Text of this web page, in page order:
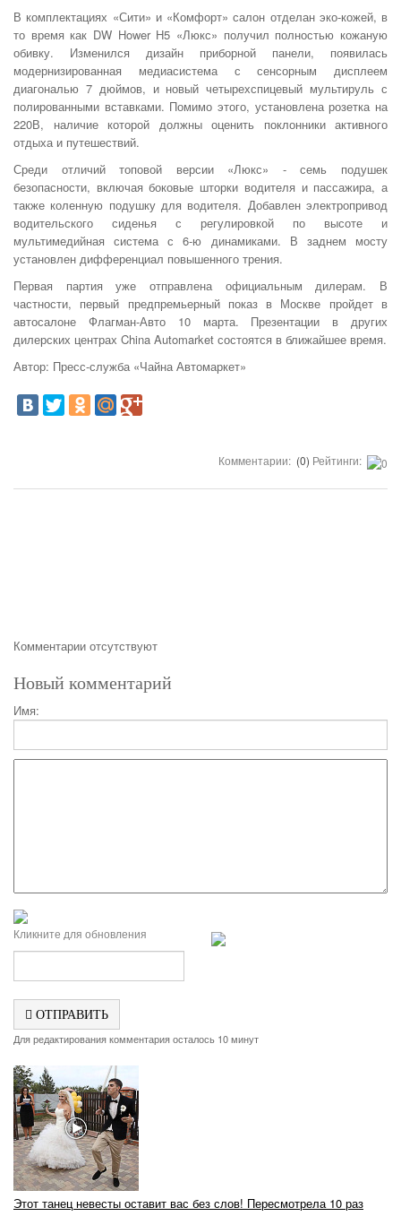
В комплектациях «Сити» и «Комфорт» салон отделан эко-кожей, в
то время как DW Hower H5 «Люкс» получил полностью кожаную
обивку. Изменился дизайн приборной панели, появилась
модернизированная медиасистема с сенсорным дисплеем
диагональю 7 дюймов, и новый четырехспицевый мультируль с
полированными вставками. Помимо этого, установлена розетка на
220В, наличие которой должны оценить поклонники активного
отдыха и путешествий.
Среди отличий топовой версии «Люкс» - семь подушек
безопасности, включая боковые шторки водителя и пассажира, а
также коленную подушку для водителя. Добавлен электропривод
водительского сиденья с регулировкой по высоте и
мультимедийная система с 6-ю динамиками. В заднем мосту
установлен дифференциал повышенного трения.
Первая партия уже отправлена официальным дилерам. В
частности, первый предпремьерный показ в Москве пройдет в
автосалоне Флагман-Авто 10 марта. Презентации в других
дилерских центрах China Automarket состоятся в ближайшее время.
Автор: Пресс-служба «Чайна Автомаркет»
Комментарии: (0) Рейтинги:
Комментарии отсутствуют
Новый комментарий
Имя:
Кликните для обновления
ОТПРАВИТЬ
Для редактирования комментария осталось 10 минут
Этот танец невесты оставит вас без слов! Пересмотрела 10 раз